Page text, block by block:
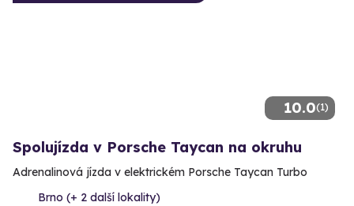
10.0(1)
Spolujízda v Porsche Taycan na okruhu
Adrenalinová jízda v elektrickém Porsche Taycan Turbo
Brno (+ 2 další lokality)